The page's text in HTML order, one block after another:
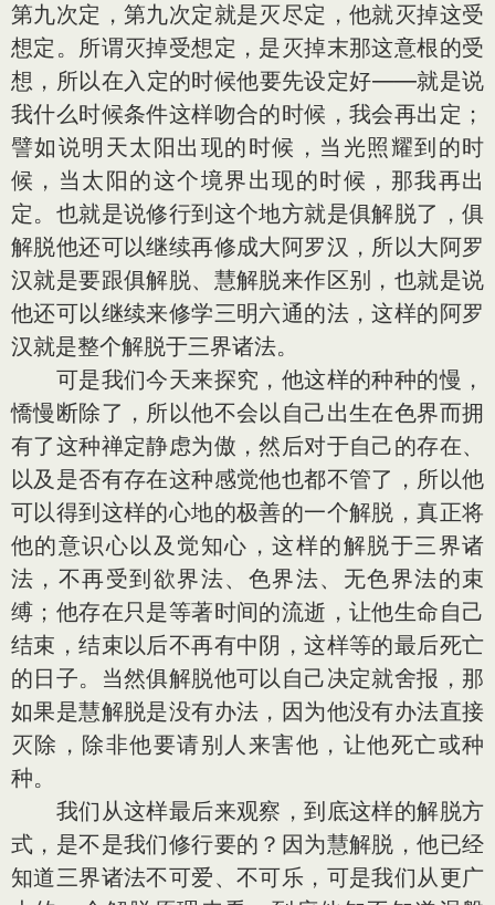
第九次定，第九次定就是灭尽定，他就灭掉这受
想定。所谓灭掉受想定，是灭掉末那这意根的受
想，所以在入定的时候他要先设定好——就是说
我什么时候条件这样吻合的时候，我会再出定；
譬如说明天太阳出现的时候，当光照耀到的时
候，当太阳的这个境界出现的时候，那我再出
定。也就是说修行到这个地方就是俱解脱了，俱
解脱他还可以继续再修成大阿罗汉，所以大阿罗
汉就是要跟俱解脱、慧解脱来作区别，也就是说
他还可以继续来修学三明六通的法，这样的阿罗
汉就是整个解脱于三界诸法。
可是我们今天来探究，他这样的种种的慢，
憍慢断除了，所以他不会以自己出生在色界而拥
有了这种禅定静虑为傲，然后对于自己的存在、
以及是否有存在这种感觉他也都不管了，所以他
可以得到这样的心地的极善的一个解脱，真正将
他的意识心以及觉知心，这样的解脱于三界诸
法，不再受到欲界法、色界法、无色界法的束
缚；他存在只是等著时间的流逝，让他生命自己
结束，结束以后不再有中阴，这样等的最后死亡
的日子。当然俱解脱他可以自己决定就舍报，那
如果是慧解脱是没有办法，因为他没有办法直接
灭除，除非他要请别人来害他，让他死亡或种
种。
我们从这样最后来观察，到底这样的解脱方
式，是不是我们修行要的？因为慧解脱，他已经
知道三界诸法不可爱、不可乐，可是我们从更广